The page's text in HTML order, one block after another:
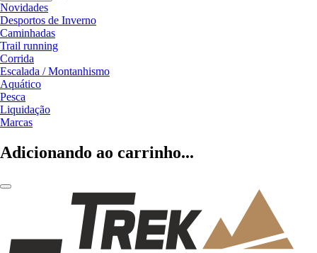
Novidades
Desportos de Inverno
Caminhadas
Trail running
Corrida
Escalada / Montanhismo
Aquático
Pesca
Liquidação
Marcas
Adicionando ao carrinho...